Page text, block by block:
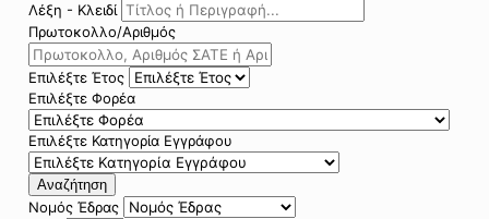
Λέξη - Κλειδί
Πρωτοκολλο/Αριθμός
Επιλέξτε Έτος
Επιλέξτε Φορέα
Επιλέξτε Κατηγορία Εγγράφου
Αναζήτηση
Νομός Έδρας